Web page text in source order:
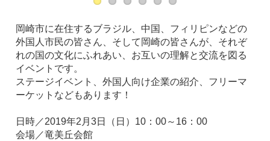
岡崎市に在住するブラジル、中国、フィリピンなどの
外国人市民の皆さん、そして岡崎の皆さんが、それぞ
れの国の文化にふれあい、お互いの理解と交流を図る
イベントです。
ステージイベント、外国人向け企業の紹介、フリーマ
ーケットなどもあります！
日時／2019年2月3日（日）10：00～16：00
会場／竜美丘会館